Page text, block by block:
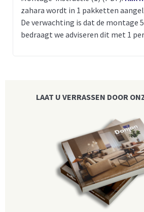
zahara wordt in 1 pakketten
De verwachting is dat de montage
bedraagt we adviseren dit met 1
LAAT U VERRASSEN DOOR